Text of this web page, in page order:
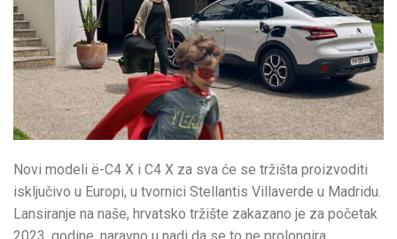
Novi modeli ë-C4 X i C4 X za sva će se tržišta proizvoditi
isključivo u Europi, u tvornici Stellantis Villaverde u Madridu.
Lansiranje na naše, hrvatsko tržište zakazano je za početak